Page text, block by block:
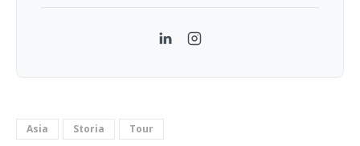
LinkedInInstagram
Asia Storia Tour